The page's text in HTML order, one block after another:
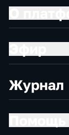
Журнал